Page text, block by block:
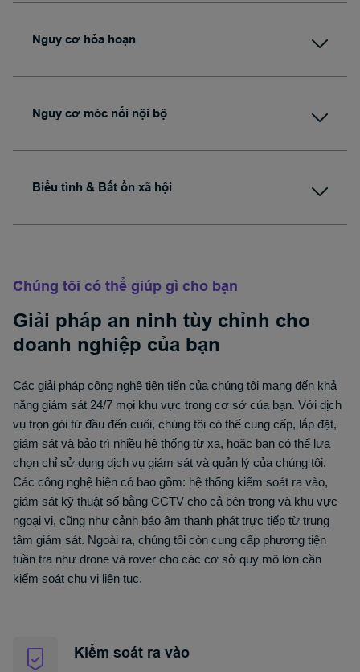
Nguy cơ hỏa hoạn
Nguy cơ móc nối nội bộ
Biểu tình & Bất ổn xã hội
Chúng tôi có thể giúp gì cho bạn
Giải pháp an ninh tùy chỉnh cho
doanh nghiệp của bạn
Các giải pháp công nghệ tiên tiến của chúng tôi mang đến khả
năng giám sát 24/7 mọi khu vực trong cơ sở của bạn. Với dịch
vụ trọn gói từ đầu đến cuối, chúng tôi có thể cung cấp, lắp đặt,
giám sát và bảo trì nhiều hệ thống từ xa, hoặc bạn có thể lựa
chọn chỉ sử dụng dịch vụ giám sát và quản lý của chúng tôi.
Các công nghệ hiện có bao gồm: hệ thống kiểm soát ra vào,
giám sát kỹ thuật số bằng CCTV cho cả bên trong và khu vực
ngoại vi, cũng như cảnh báo âm thanh phát trực tiếp từ trung
tâm giám sát. Ngoài ra, chúng tôi còn cung cấp phương tiện
tuần tra như drone và rover cho các cơ sở quy mô lớn cần
kiểm soát chu vi liên tục.
Kiểm soát ra vào